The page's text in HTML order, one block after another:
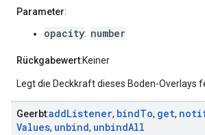
Parameter:
opacity: number
Rückgabewert:Keiner
Legt die Deckkraft dieses Boden-Overlays
Geerbt:addListener, bindTo, get,
Values, unbind, unbindAll